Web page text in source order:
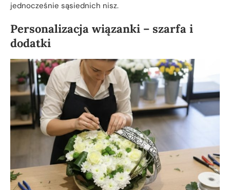
jednocześnie sąsiednich nisz.
Personalizacja wiązanki – szarfa i
dodatki